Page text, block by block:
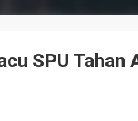
SPU Tahan